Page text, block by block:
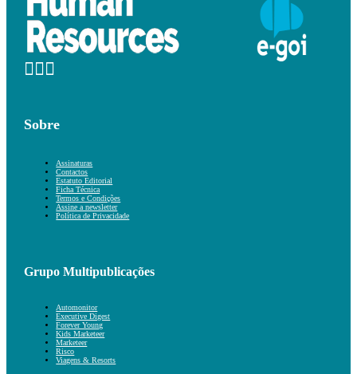
Sobre
Assinaturas
Contactos
Estatuto Editorial
Ficha Técnica
Termos e Condições
Assine a newsletter
Política de Privacidade
Grupo Multipublicações
Automonitor
Executive Digest
Forever Young
Kids Marketeer
Marketeer
Risco
Viagens & Resorts